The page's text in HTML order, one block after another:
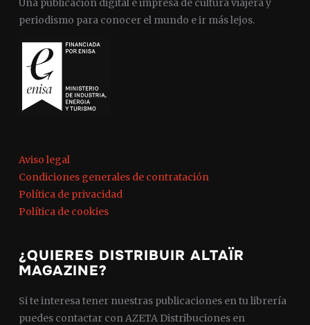
Una publicación digital e impresa de cultura viajera y
periodismo para conocer el mundo e ir más lejos.
Aviso legal
Condiciones generales de contratación
Política de privacidad
Política de cookies
¿QUIERES DISTRIBUIR ALTAÏR
MAGAZINE?
Si te interesa tener nuestras publicaciones en tu librería
puedes contactar con AZETA Distribuciones en